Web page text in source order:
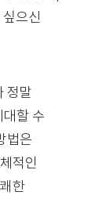
으신
정말
할 수
법은
적인
한